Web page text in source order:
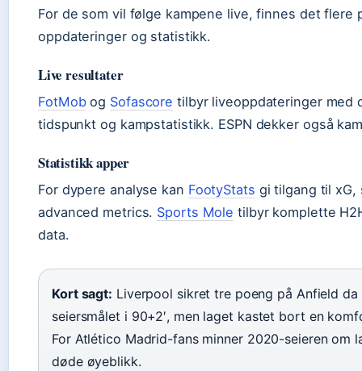
For de som vil følge kampene live, finnes det flere
oppdateringer og statistikk.
Live resultater
FotMobog Sofascore tilbyr liveoppdateringer med
tidspunkt og kampstatistikk. ESPN dekker også
Statistikk apper
For dypere analyse kan FootyStats gi tilgang til xG,
advanced metrics. Sports Mole tilbyr komplette
data.
Kort sagt: Liverpool sikret tre poeng på Anfield da
seiersmålet i 90+2′, men laget kastet bort en
For Atlético Madrid-fans minner 2020-seieren om
døde øyeblikk.